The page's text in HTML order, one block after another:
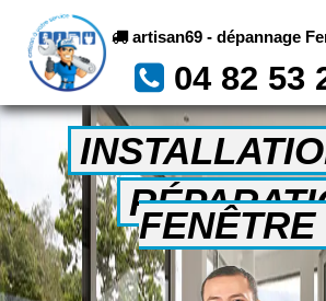
artisan69 - dépannage
04 82 53
FENÊTRE